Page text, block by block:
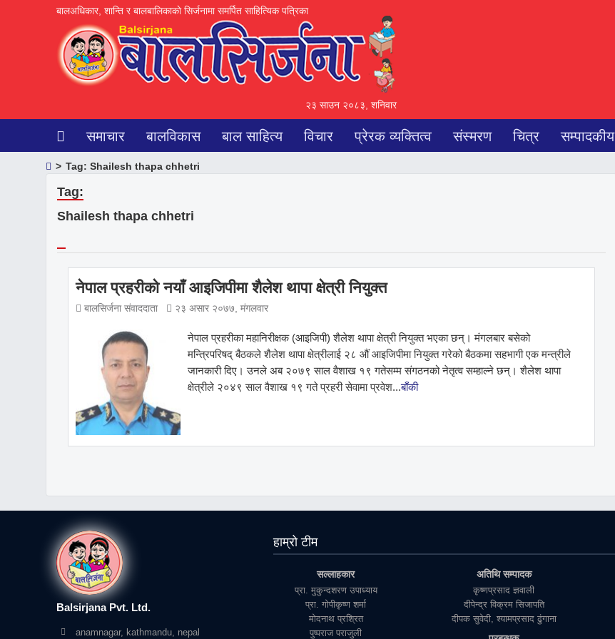
बालअधिकार, शान्ति र बालबालिकाकाे सिर्जनामा समर्पित साहित्यिक पत्रिका
२३ साउन २०८३, शनिवार
समाचार बालविकास बाल साहित्य विचार प्रेरक व्यक्तित्व संस्मरण चित्र सम्पादकीय
> Tag: Shailesh thapa chhetri
Tag:
Shailesh thapa chhetri
नेपाल प्रहरीकाे नयाँ आइजिपीमा शैलेश थापा क्षेत्री नियुक्त
बालसिर्जना संवाददाता २३ असार २०७७, मंगलवार
नेपाल प्रहरीका महानिरीक्षक (आइजिपी) शैलेश थापा क्षेत्री नियुक्त भएका छन्। मंगलबार बसेको
मन्त्रिपरिषद् बैठकले शैलेश थापा क्षेत्रीलाई २८ औं आइजिपीमा नियुक्त गरेको बैठकमा सहभागी एक मन्त्रीले
जानकारी दिए। उनले अब २०७९ साल वैशाख १९ गतेसम्म संगठनको नेतृत्व सम्हाल्ने छन्। शैलेश थापा
क्षेत्रीले २०४९ साल वैशाख १९ गते प्रहरी सेवामा प्रवेश...बाँकी
Balsirjana Pvt. Ltd.
anamnagar, kathmandu, nepal
हाम्रो टीम
सल्लाहकार
प्रा. मुकुन्दशरण उपाध्याय
प्रा. गाेपीकृष्ण शर्मा
माेदनाथ प्रश्रित
पुष्पराज पराजुली
अतिथि सम्पादक
कृष्णप्रसाद ज्ञवाली
दीपेन्द्र विक्रम सिजापति
दीपक सुवेदी, श्यामप्रसाद ढुंगाना